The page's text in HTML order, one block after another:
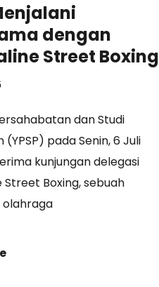
dengan
Street Boxing
dan Studi
(YPSP) pada Senin, 6 Juli
kunjungan delegasi
Street Boxing, sebuah
olahraga